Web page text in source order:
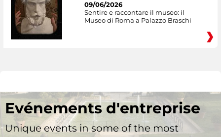
09/06/2026
Sentire e raccontare il museo: il
Museo di Roma a Palazzo Braschi
Evénements d'entreprise
Unique events in some of the most